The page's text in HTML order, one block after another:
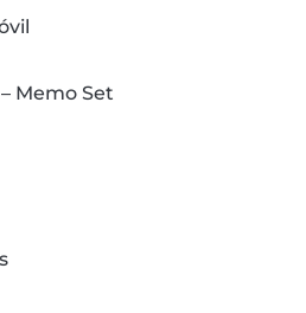
Memo Set